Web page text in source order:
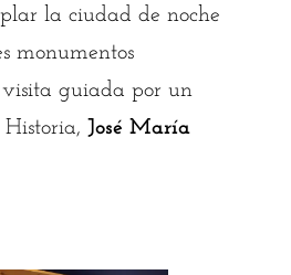
la ciudad de noche
monumentos
guiada por un
Historia, José María